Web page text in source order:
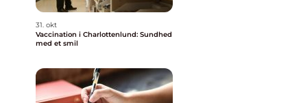
31. okt
Vaccination i Charlottenlund: Sundhed
med et smil